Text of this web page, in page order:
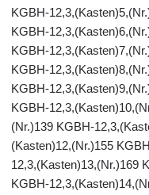
KGBH-
KGBH-
KGBH-
KGBH-
KGBH-
KGBH-
(Nr.)139 KGBH-
(Kasten)12,(Nr.)155
12,3,(Kasten)13,(Nr.)169
KGBH-